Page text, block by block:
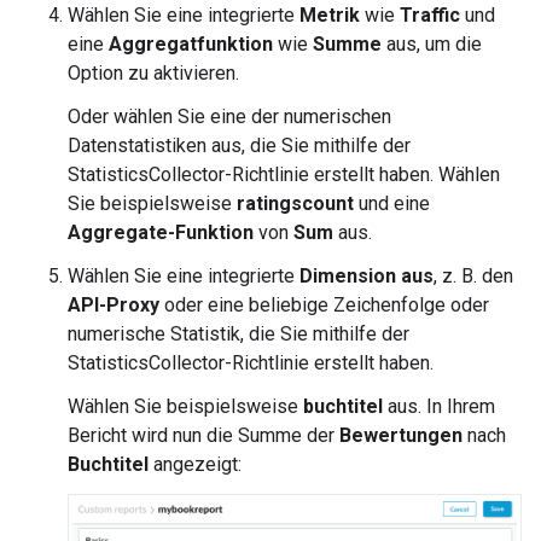
Wählen Sie eine integrierte Metrik wie Traffic und
eine Aggregatfunktion wie Summe aus, um die
Option zu aktivieren.
Oder wählen Sie eine der numerischen
Datenstatistiken aus, die Sie mithilfe der
StatisticsCollector-Richtlinie erstellt haben. Wählen
Sie beispielsweise ratingscount und eine
Aggregate-Funktion von Sum aus.
Wählen Sie eine integrierte Dimension aus, z. B. den
API-Proxy oder eine beliebige Zeichenfolge oder
numerische Statistik, die Sie mithilfe der
StatisticsCollector-Richtlinie erstellt haben.
Wählen Sie beispielsweise buchtitel aus. In Ihrem
Bericht wird nun die Summe der Bewertungen nach
Buchtitel angezeigt: